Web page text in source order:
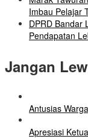
Imbau Pelajar
DPRD Bandar
Pendapatan
Jangan
Antusias
Apresiasi